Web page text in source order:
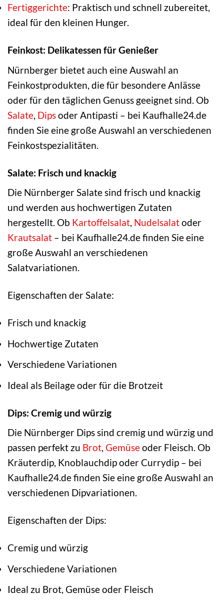
Fertiggerichte: Praktisch und schnell zubereitet,
ideal für den kleinen Hunger.
Feinkost: Delikatessen für Genießer
Nürnberger bietet auch eine Auswahl an
Feinkostprodukten, die für besondere Anlässe
oder für den täglichen Genuss geeignet sind. Ob
Salate, Dipsoder Antipasti – bei Kaufhalle24.de
finden Sie eine große Auswahl an verschiedenen
Feinkostspezialitäten.
Salate: Frisch und knackig
Die Nürnberger Salate sind frisch und knackig
und werden aus hochwertigen Zutaten
hergestellt. Ob Kartoffelsalat, Nudelsalatoder
Krautsalat – bei Kaufhalle24.de finden Sie eine
große Auswahl an verschiedenen
Salatvariationen.
Eigenschaften der Salate:
Frisch und knackig
Hochwertige Zutaten
Verschiedene Variationen
Ideal als Beilage oder für die Brotzeit
Dips: Cremig und würzig
Die Nürnberger Dips sind cremig und würzig und
passen perfekt zu Brot, Gemüseoder Fleisch. Ob
Kräuterdip, Knoblauchdip oder Currydip – bei
Kaufhalle24.de finden Sie eine große Auswahl an
verschiedenen Dipvariationen.
Eigenschaften der Dips:
Cremig und würzig
Verschiedene Variationen
Ideal zu Brot, Gemüse oder Fleisch